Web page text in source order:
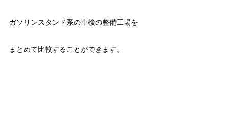
ガソリンスタンド系の車検の整備工場を
まとめて比較することができます。